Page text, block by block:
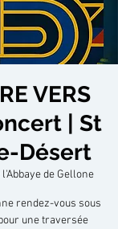
VERS
| St
Désert
de Gellone
rendez-vous sous
une traversée